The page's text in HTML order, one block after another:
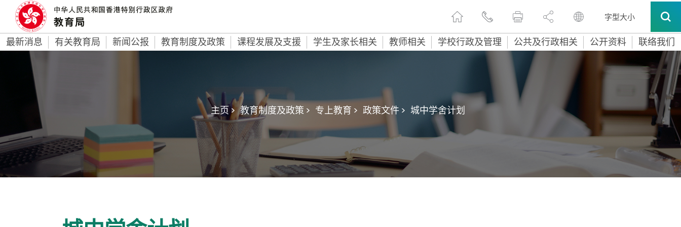
字型大小
最新消息 有关教育局 新闻公报 教育制度及政策 课程发展及支援 学生及家长相关 教师相关 学校行政及管理 公共及行政相关 公开资料 联络我们
主页 > 教育制度及政策 > 专上教育 > 政策文件 > 城中学舍计划